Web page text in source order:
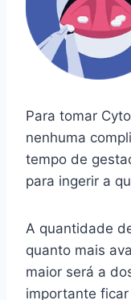
Para tomar
nenhuma
tempo de
para ingerir a
A quantidade
quanto mais
maior será a
importante